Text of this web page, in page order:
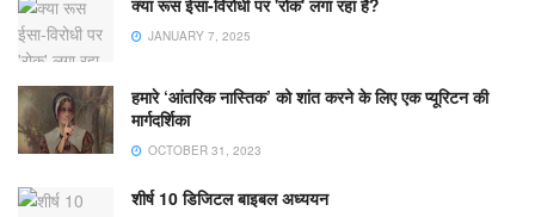
JANUARY 7, 2025
हमारे ‘आंतरिक नास्तिक’ को शांत करने के लिए एक प्यूरिटन की
मार्गदर्शिका
OCTOBER 31, 2023
शीर्ष 10 डिजिटल बाइबल अध्ययन